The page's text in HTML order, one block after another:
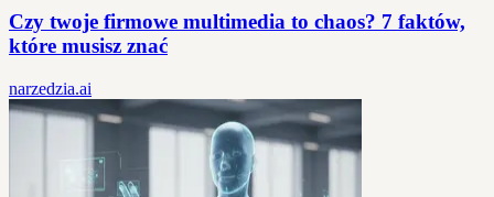
Czy twoje firmowe multimedia to chaos? 7 faktów,
które musisz znać
narzedzia.ai